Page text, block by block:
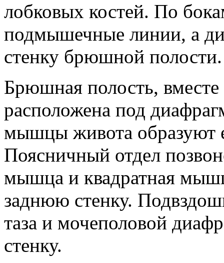
лобковых костей. По
подмышечные линии, а
стенку брюшной полости.
Брюшная полость,
расположена под
мышцы живота образуют
Поясничный отдел
мышца и квадратная
заднюю стенку.
таза и мочеполовой
стенку.